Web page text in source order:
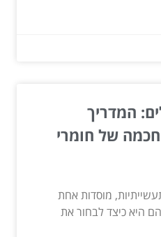
המדריך
של חומרי
מוסדות אחת
היא כיצד לבחור את